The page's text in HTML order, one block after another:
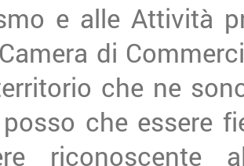
e alle Attività
di
che ne
che essere
riconoscente